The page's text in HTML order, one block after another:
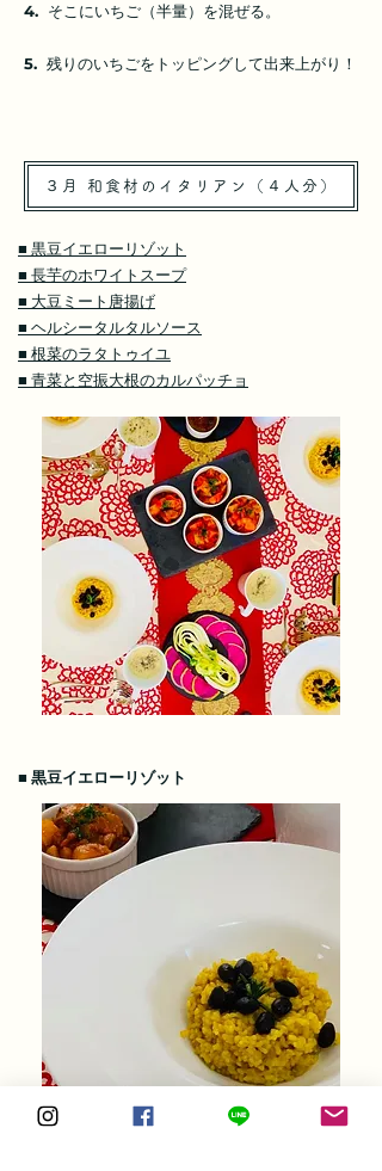
4. そこにいちご（半量）を混ぜる。
5. 残りのいちごをトッピングして出来上がり！
３月 和食材のイタリアン（４人分）
■ 黒豆イエローリゾット
■ 長芋のホワイトスープ
■ 大豆ミート唐揚げ
■ ヘルシータルタルソース
■ 根菜のラタトゥイユ
■ 青菜と空振大根のカルパッチョ
■ 黒豆イエローリゾット